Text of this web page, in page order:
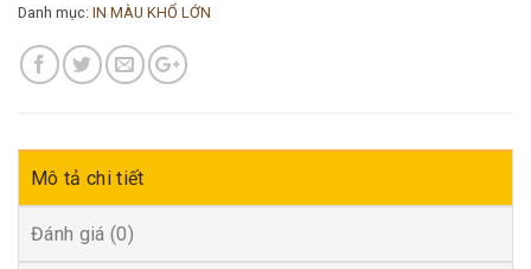
Danh mục: IN MÀU KHỔ LỚN
Mô tả chi tiết
Đánh giá (0)